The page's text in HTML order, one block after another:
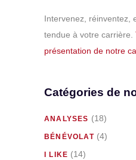
Intervenez, réinventez,
tendue à votre carrière.
présentation de notre
Catégories de
ANALYSES (18)
BÉNÉVOLAT(4)
I LIKE (14)